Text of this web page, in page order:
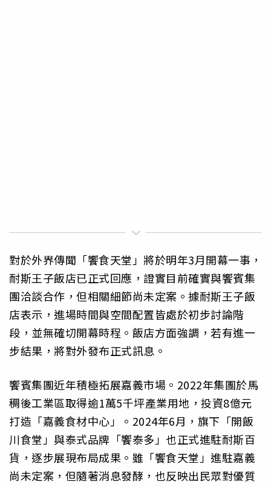
對於外界傳聞「饗食天堂」將於明年3月開幕一事，
耐斯王子飯店已正式回應，證實目前確實與饗賓集
團洽談合作，但相關細節尚未定案。據耐斯王子飯
店表示，進場時間與空間配置皆處於初步討論階
段，並無確切開幕時程。飯店方面強調，若有進一
步結果，將對外發布正式訊息。
饗賓集團近年積極拓展嘉義市場。2022年集團於馬
稠後工業區取得逾1萬5千坪產業用地，投資8億元
打造「嘉義食材中心」。2024年6月，旗下「開飯
川食堂」與泰式品牌「饗泰多」也正式進駐耐斯百
貨，逐步展現布局成果。雖「饗食天堂」進駐嘉義
尚未定案，但隨著消息發酵，也反映出民眾對優質